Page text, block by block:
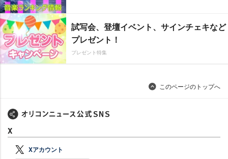
試写会、登壇イベント、サインチェキなど
プレゼント！
プレゼント特集
このページのトップへ
X
Xアカウント